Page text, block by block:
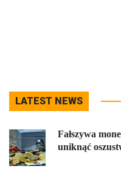
LATEST NEWS
Fałszywa
uniknąć